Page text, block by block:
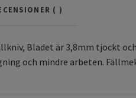
( )
Bladet är 3,8mm tjockt
och mindre arbeten.